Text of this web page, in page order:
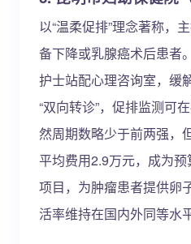
以“温柔促排”理念著称，
备下降或乳腺癌术后患者
护士站配心理咨询室，缓
“双向转诊”，促排监测可
然周期数略少于前两强，
平均费用2.9万元，成为
项目，为肿瘤患者提供卵
活率维持在国内外同等水平